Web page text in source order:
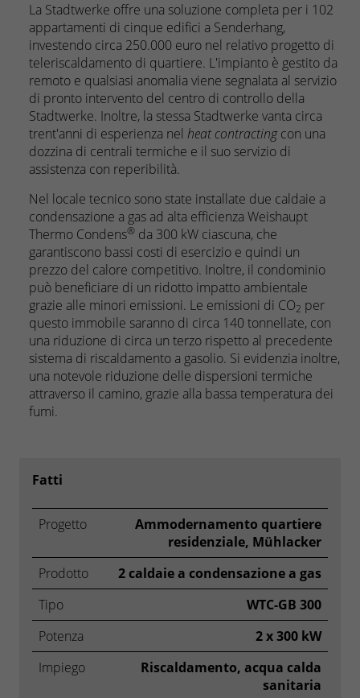
La Stadtwerke offre una soluzione completa per i 102
appartamenti di cinque edifici a Senderhang,
investendo circa 250.000 euro nel relativo progetto di
teleriscaldamento di quartiere. L'impianto è gestito da
remoto e qualsiasi anomalia viene segnalata al servizio
di pronto intervento del centro di controllo della
Stadtwerke. Inoltre, la stessa Stadtwerke vanta circa
trent'anni di esperienza nel heat contractingcon una
dozzina di centrali termiche e il suo servizio di
assistenza con reperibilità.
Nel locale tecnico sono state installate due caldaie a
condensazione a gas ad alta efficienza Weishaupt
Thermo Condens® da 300 kW ciascuna, che
garantiscono bassi costi di esercizio e quindi un
prezzo del calore competitivo. Inoltre, il condominio
può beneficiare di un ridotto impatto ambientale
grazie alle minori emissioni. Le emissioni di CO2 per
questo immobile saranno di circa 140 tonnellate, con
una riduzione di circa un terzo rispetto al precedente
sistema di riscaldamento a gasolio. Si evidenzia inoltre,
una notevole riduzione delle dispersioni termiche
attraverso il camino, grazie alla bassa temperatura dei
fumi.
Fatti
Progetto
Ammodernamento quartiere
residenziale, Mühlacker
Prodotto
2 caldaie a condensazione a gas
Tipo
WTC-GB 300
Potenza
2 x 300 kW
Impiego
Riscaldamento, acqua calda
sanitaria